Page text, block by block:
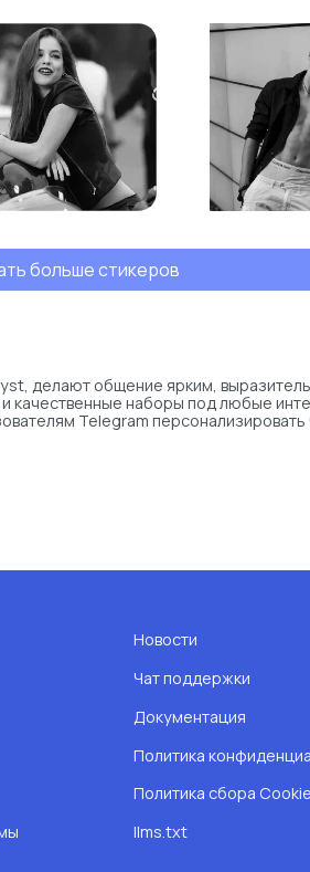
больше стикеров
делают общение ярким,
качественные наборы под любые
Telegram
Новости
Чат поддержки
Документация
Политика
Политика сбора Cookie
llms.txt